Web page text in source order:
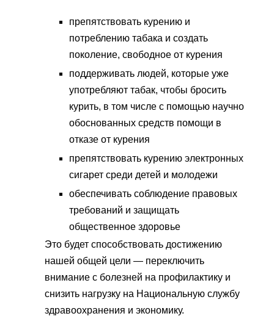
препятствовать курению и
потреблению табака и создать
поколение, свободное от курения
поддерживать людей, которые уже
употребляют табак, чтобы бросить
курить, в том числе с помощью научно
обоснованных средств помощи в
отказе от курения
препятствовать курению электронных
сигарет среди детей и молодежи
обеспечивать соблюдение правовых
требований и защищать
общественное здоровье
Это будет способствовать достижению
нашей общей цели — переключить
внимание с болезней на профилактику и
снизить нагрузку на Национальную службу
здравоохранения и экономику.